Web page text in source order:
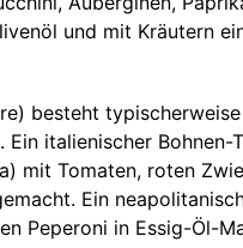
und mit Kräutern
besteht
italienischer Bohnen-
mit Tomaten, roten
Ein
Peperoni in Essig-Öl-